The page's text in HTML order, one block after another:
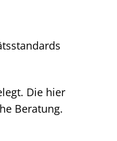
Die hier
Beratung.